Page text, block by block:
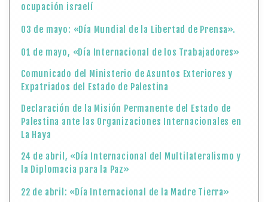
ocupación israelí
03 de mayo: «Día Mundial de la Libertad de Prensa».
01 de mayo, «Día Internacional de los Trabajadores»
Comunicado del Ministerio de Asuntos Exteriores y
Expatriados del Estado de Palestina
Declaración de la Misión Permanente del Estado de
Palestina ante las Organizaciones Internacionales en
La Haya
24 de abril, «Día Internacional del Multilateralismo y
la Diplomacia para la Paz»
22 de abril: «Día Internacional de la Madre Tierra»